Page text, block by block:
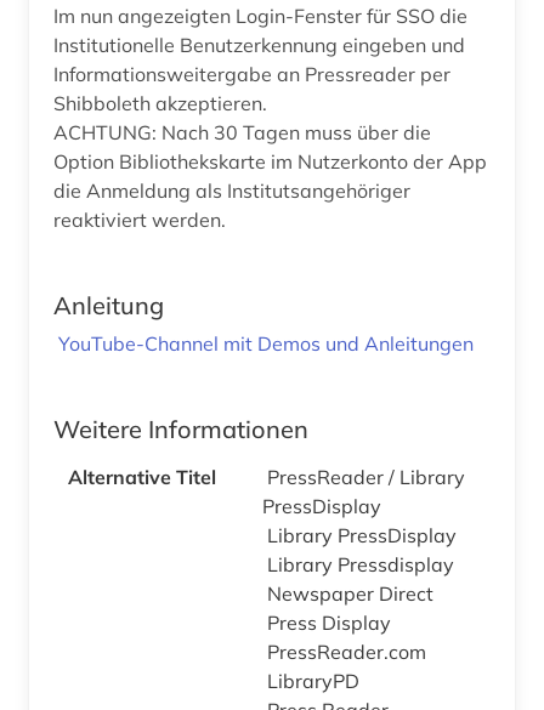
Im nun angezeigten Login-Fenster für SSO die
Institutionelle Benutzerkennung eingeben und
Informationsweitergabe an Pressreader per
Shibboleth akzeptieren.
ACHTUNG: Nach 30 Tagen muss über die
Option Bibliothekskarte im Nutzerkonto der App
die Anmeldung als Institutsangehöriger
reaktiviert werden.
Anleitung
YouTube-Channel mit Demos und Anleitungen
Weitere Informationen
Alternative Titel
PressReader / Library
PressDisplay
Library PressDisplay
Library Pressdisplay
Newspaper Direct
Press Display
PressReader.com
LibraryPD